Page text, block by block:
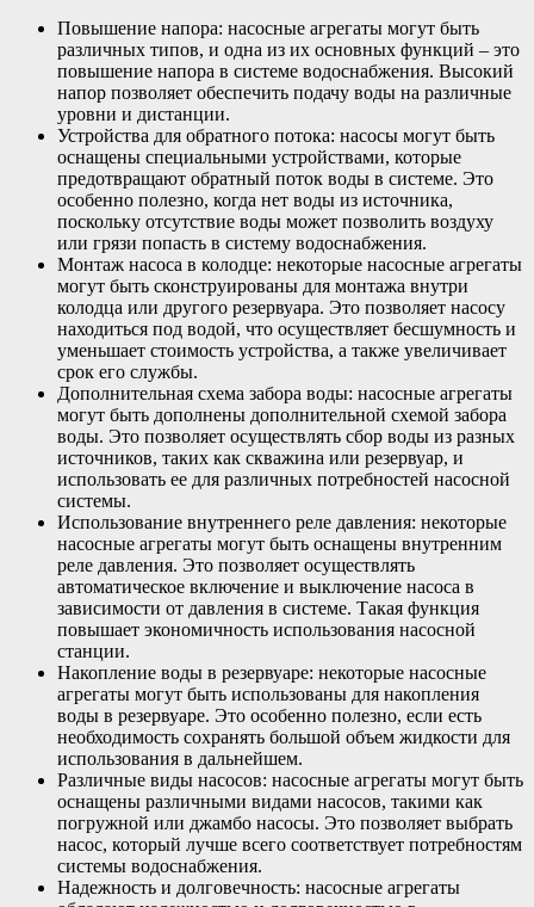
Повышение напора: насосные агрегаты могут быть
различных типов, и одна из их основных функций – это
повышение напора в системе водоснабжения. Высокий
напор позволяет обеспечить подачу воды на различные
уровни и дистанции.
Устройства для обратного потока: насосы могут быть
оснащены специальными устройствами, которые
предотвращают обратный поток воды в системе. Это
особенно полезно, когда нет воды из источника,
поскольку отсутствие воды может позволить воздуху
или грязи попасть в систему водоснабжения.
Монтаж насоса в колодце: некоторые насосные агрегаты
могут быть сконструированы для монтажа внутри
колодца или другого резервуара. Это позволяет насосу
находиться под водой, что осуществляет бесшумность и
уменьшает стоимость устройства, а также увеличивает
срок его службы.
Дополнительная схема забора воды: насосные агрегаты
могут быть дополнены дополнительной схемой забора
воды. Это позволяет осуществлять сбор воды из разных
источников, таких как скважина или резервуар, и
использовать ее для различных потребностей насосной
системы.
Использование внутреннего реле давления: некоторые
насосные агрегаты могут быть оснащены внутренним
реле давления. Это позволяет осуществлять
автоматическое включение и выключение насоса в
зависимости от давления в системе. Такая функция
повышает экономичность использования насосной
станции.
Накопление воды в резервуаре: некоторые насосные
агрегаты могут быть использованы для накопления
воды в резервуаре. Это особенно полезно, если есть
необходимость сохранять большой объем жидкости для
использования в дальнейшем.
Различные виды насосов: насосные агрегаты могут быть
оснащены различными видами насосов, такими как
погружной или джамбо насосы. Это позволяет выбрать
насос, который лучше всего соответствует потребностям
системы водоснабжения.
Надежность и долговечность: насосные агрегаты